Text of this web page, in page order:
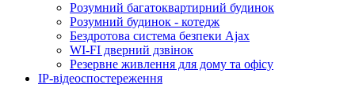
Розумний багатоквартирний будинок
Розумний будинок - котедж
Бездротова система безпеки Ajax
WI-FI дверний дзвінок
Резервне живлення для дому та офісу
IP-відеоспостереження